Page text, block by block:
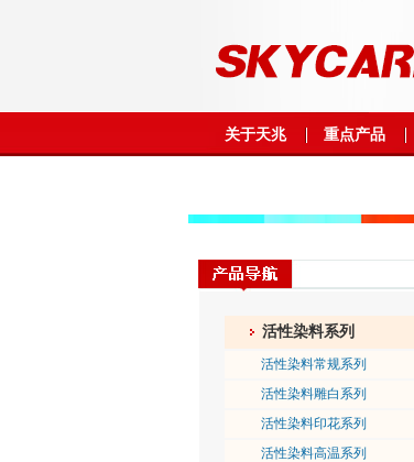
关于天兆 重点产品
活性染料系列
活性染料常规系列
活性染料雕白系列
活性染料印花系列
活性染料高温系列